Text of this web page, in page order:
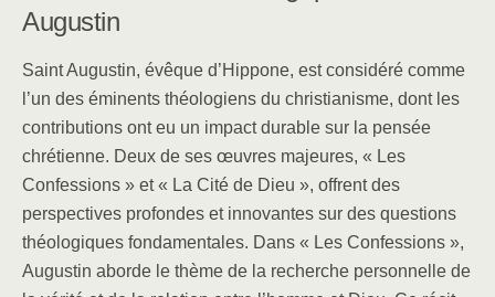
Augustin
Saint Augustin, évêque d’Hippone, est considéré comme
l’un des éminents théologiens du christianisme, dont les
contributions ont eu un impact durable sur la pensée
chrétienne. Deux de ses œuvres majeures, « Les
Confessions » et « La Cité de Dieu », offrent des
perspectives profondes et innovantes sur des questions
théologiques fondamentales. Dans « Les Confessions »,
Augustin aborde le thème de la recherche personnelle de